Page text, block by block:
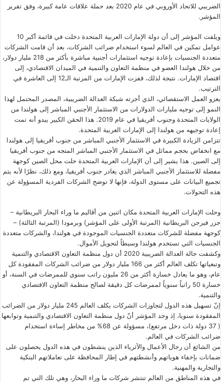
الضريبي للاتحاد الأوروبي في عام 2020 بعد حملة علاقات عامة كبيرة، وفق تقرير
المؤشر.
ويلفت المؤشر إلى أن دولة الإمارات العربية المتحدة دخلت في قائمة أكبر 10
عوامل تمكين في العالم لسوء استخدام ضرائب الشركات، بعد أن قامت الشركات
متعددة الجنسيات بإعادة توجيه استثمارات أجنبية مباشرة بأكثر من 218 مليار دولار،
من خلال هولندا العضو في منظمة التعاون والتنمية في الميدان الاقتصادي، إلى
اقتصاد الإمارات. نتيجة لذلك، قفزت الإمارات من المرتبة الـ12 إلى العاشرة في
الترتيب.
يعزو العمل الاستقصائي، الذي أجرته شبكة العدالة الضريبية، المصدر المحتمل لهذا
النمو إلى توجيه مليارات الدولارات من الاستثمار الأجنبي المباشر إلى هولندا من
الولايات المتحدة وجنوب أفريقيا في عام 2019. هذا الحقن الكبير يبدو أنه تمت
إعادة توجيهه من هولندا إلى الإمارات العربية المتحدة.
تتزامن الزيادة الكبيرة في الاستثمار الأجنبي المباشر من جنوب أفريقيا إلى هولندا
مع انخفاض بحجم مماثل في الاستثمار الأجنبي المباشر المتجه من جنوب أفريقيا
إلى الصين. هذا يشير إلى أن الإمارات العربية المتحدة حلت محل الصين كوجهة
مفضلة للاستثمار الأجنبي المباشر الذي يغادر جنوب أفريقيا، ومع ذلك، نظرًا لأنه يتم
تجميع البيانات على مستوى الدولة، فإنها لا توضح الشركات الفردية المسؤولة عن
هذه التحولات.
وحلت الإمارات العربية المتحدة مكان اثنين من أقاليم ما وراء البحار البريطانية –
جزر فيرجن البريطانية (المرتبة الأولى على المؤشر) وبرمودا (المرتبة الثالثة) –
كوجهة مفضلة للشركات متعددة الجنسيات الموجودة في هولندا، والشركات متعددة
الجنسيات التي تستخدم هولندا وسيطاً لتحويل الأموال.
وكشفت حالة العدالة الضريبية 2020 أن دول منظمة التعاون الاقتصادي والتنمية
وتبعياتها تكلف العالم أكثر من 166 مليار دولار من ضرائب الشركات المفقودة كل
عام، وهو ما يعادل خسارة أكثر من 26 مليون راتب سنوي للممرضات في السنة، أو
خسارة 50 راتباً سنوياً لممرضات كل دقيقة لصالح منظمة التعاون الاقتصادي
والتنمية.
إنّ تسهيل هذه الدول لتجاوزات الشركات يكلف العالم 245 مليار دولار من الضرائب
المفقودة سنويا، إذ وجد المؤشر أنّ دول منظمة التعاون الاقتصادي والتنمية وتوابعها
( 37 دولة ذات دخل مرتفع)، مسؤولة عن 68% من مخاطر إساءة استخدام
ضرائب الشركات في العالم.
من الشائع أن رجال الأعمال والأثرياء الذين ينشطون في هذه الدول يحصلون على
ضمانات بإخفاء هوياتهم وأنشطتهم في إطار المحافظة على تعاملاتهم البنكية
والتجارية والمهنية.
في هذه المناطق من العالم تنتشر شركات ما وراء البحار، وهي تلك التي تم